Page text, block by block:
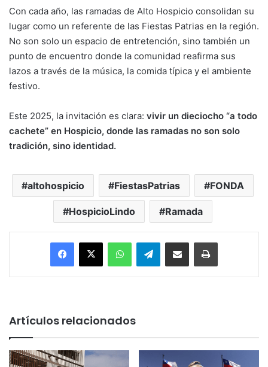
Con cada año, las ramadas de Alto Hospicio consolidan su
lugar como un referente de las Fiestas Patrias en la región.
No son solo un espacio de entretención, sino también un
punto de encuentro donde la comunidad reafirma sus
lazos a través de la música, la comida típica y el ambiente
festivo.
Este 2025, la invitación es clara: vivir un dieciocho “a todo
cachete” en Hospicio, donde las ramadas no son solo
tradición, sino identidad.
altohospicio FiestasPatrias FONDA
HospicioLindo Ramada
Facebook
X WhatsAppTelegramEnviar vía email Imprimir
Artículos relacionados